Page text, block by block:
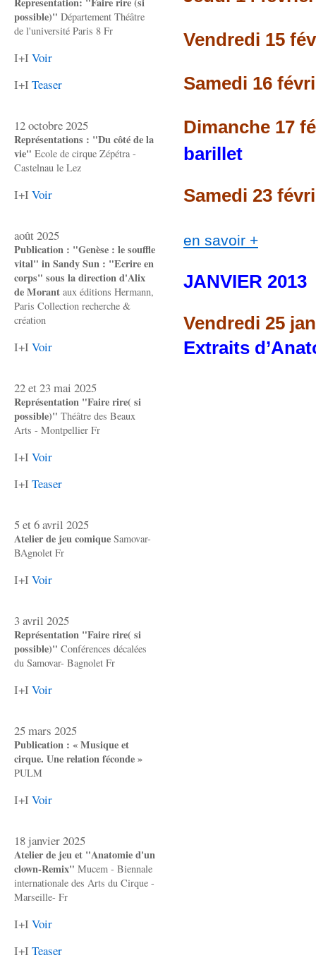
possible)" Département Théâtre
de l'université Paris 8 Fr
I+I Voir
I+I Teaser
12 octobre 2025
Représentations : "Du côté de la
vie" Ecole de cirque Zépétra -
Castelnau le Lez
I+I Voir
août 2025
Publication : "Genèse : le souffle
vital" in Sandy Sun : "Ecrire en
corps" sous la direction d'Alix
de Morant aux éditions Hermann,
Paris Collection recherche &
création
I+I Voir
22 et 23 mai 2025
Représentation "Faire rire( si
possible)" Théâtre des Beaux
Arts - Montpellier Fr
I+I Voir
I+I Teaser
5 et 6 avril 2025
Atelier de jeu comique Samovar-
BAgnolet Fr
I+I Voir
3 avril 2025
Représentation "Faire rire( si
possible)" Conférences décalées
du Samovar- Bagnolet Fr
I+I Voir
25 mars 2025
Publication : « Musique et
cirque. Une relation féconde »
PULM
I+I Voir
18 janvier 2025
Atelier de jeu et "Anatomie d'un
clown-Remix" Mucem - Biennale
internationale des Arts du Cirque -
Marseille- Fr
I+I Voir
I+I Teaser
Vendredi 15
Samedi 16
Dimanche 17
barillet
Samedi 23
en savoir +
JANVIER 2013
Vendredi 25
Extraits